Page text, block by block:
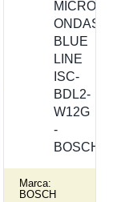
Marca:
BOSCH